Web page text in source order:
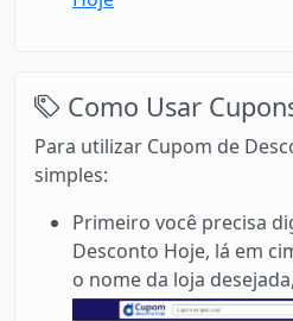
Como Usar
Para utilizar Cupom de
simples:
Primeiro você precisa
Desconto Hoje, lá em
o nome da loja